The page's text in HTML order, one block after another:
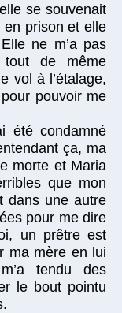
se souvenait
prison et elle
ne m’a pas
de même
vol à l’étalage,
pouvoir me
été condamné
ça, ma
morte et Maria
que mon
dans une autre
pour me dire
un prêtre est
ma mère en lui
tendu des
le bout pointu